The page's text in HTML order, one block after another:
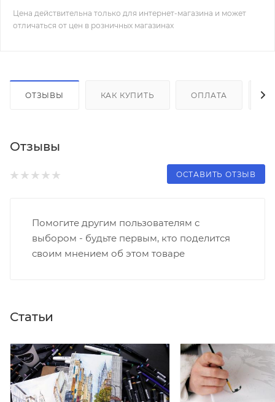
Цена действительна только для интернет-магазина и может
отличаться от цен в розничных магазинах
ОТЗЫВЫ КАК КУПИТЬ ОПЛАТА
Отзывы
ОСТАВИТЬ ОТЗЫВ
Помогите другим пользователям с
выбором - будьте первым, кто поделится
своим мнением об этом товаре
Статьи